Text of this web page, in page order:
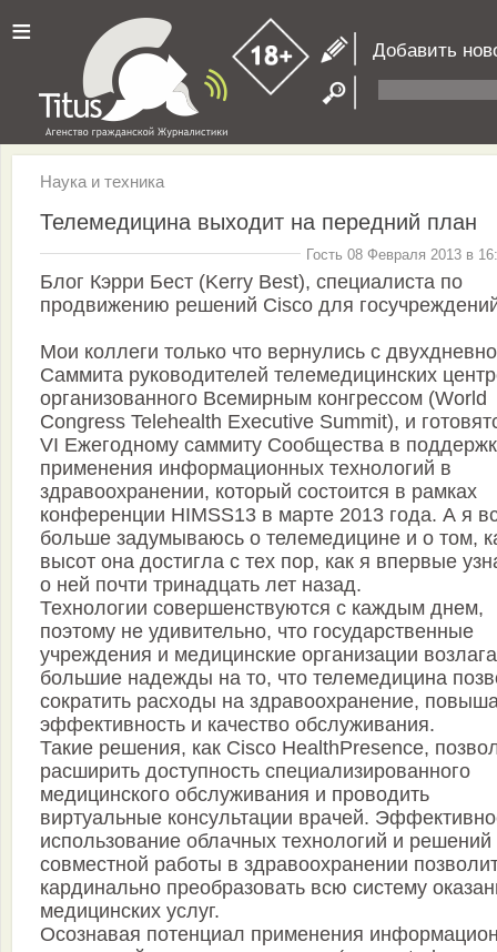
≡ Добавить
Наука и техника
Телемедицина выходит на передний план
Гость 08 Февраля 2013 в
Блог Кэрри Бест (Kerry Best), специалиста по
продвижению решений Cisco для
Мои коллеги только что вернулись с
Саммита руководителей телемедицинских
организованного Всемирным конгрессом (World
Congress Telehealth Executive Summit), и
VI Ежегодному саммиту Сообщества в
применения информационных технологий в
здравоохранении, который состоится в рамках
конференции HIMSS13 в марте 2013 года. А я
больше задумываюсь о телемедицине и о том,
высот она достигла с тех пор, как я впервые
о ней почти тринадцать лет назад.
Технологии совершенствуются с каждым днем,
поэтому не удивительно, что государственные
учреждения и медицинские организации
большие надежды на то, что телемедицина
сократить расходы на здравоохранение,
эффективность и качество обслуживания.
Такие решения, как Cisco HealthPresence,
расширить доступность специализированного
медицинского обслуживания и проводить
виртуальные консультации врачей.
использование облачных технологий и
совместной работы в здравоохранении
кардинально преобразовать всю систему
медицинских услуг.
Осознавая потенциал применения